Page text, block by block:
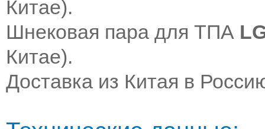
Китае).
Шнековая пара для ТПА
Китае).
Доставка из Китая в